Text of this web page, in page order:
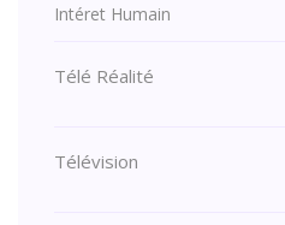
Intéret Humain
Télé Réalité
Télévision